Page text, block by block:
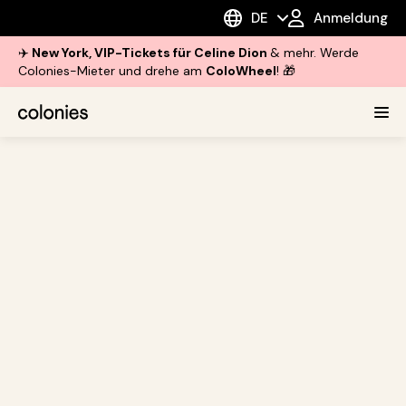
DE Anmeldung
✈️ New York, VIP-Tickets für Celine Dion & mehr. Werde
Colonies-Mieter und drehe am ColoWheel! 🎁